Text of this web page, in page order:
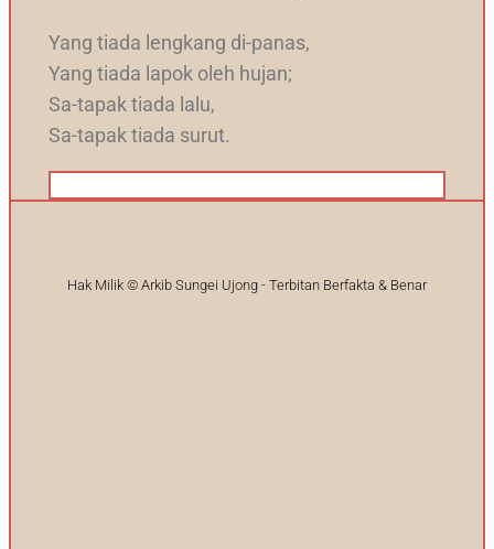
Yang tiada lengkang di-panas,
Yang tiada lapok oleh hujan;
Sa-tapak tiada lalu,
Sa-tapak tiada surut.
Hak Milik © Arkib Sungei Ujong - Terbitan Berfakta & Benar